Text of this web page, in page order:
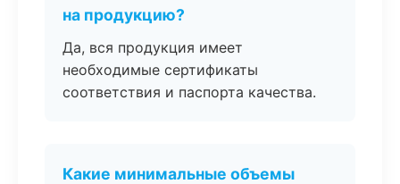
на продукцию?
Да, вся продукция имеет
необходимые сертификаты
соответствия и паспорта качества.
Какие минимальные объемы